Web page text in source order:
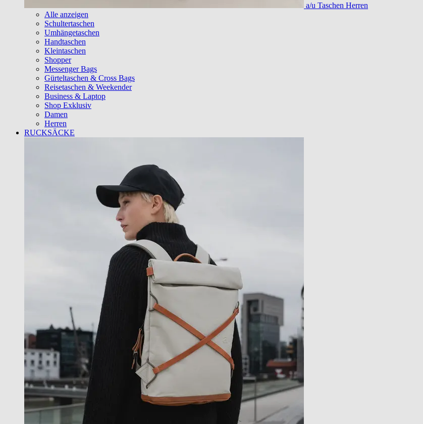
a/u Taschen Herren
Alle anzeigen
Schultertaschen
Umhängetaschen
Handtaschen
Kleintaschen
Shopper
Messenger Bags
Gürteltaschen & Cross Bags
Reisetaschen & Weekender
Business & Laptop
Shop Exklusiv
Damen
Herren
RUCKSÄCKE